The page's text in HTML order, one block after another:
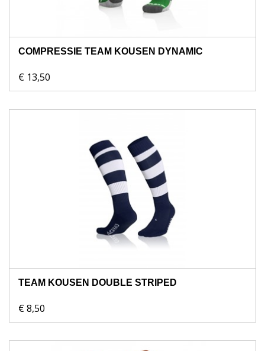
COMPRESSIE TEAM KOUSEN DYNAMIC
€ 13,50
TEAM KOUSEN DOUBLE STRIPED
€ 8,50